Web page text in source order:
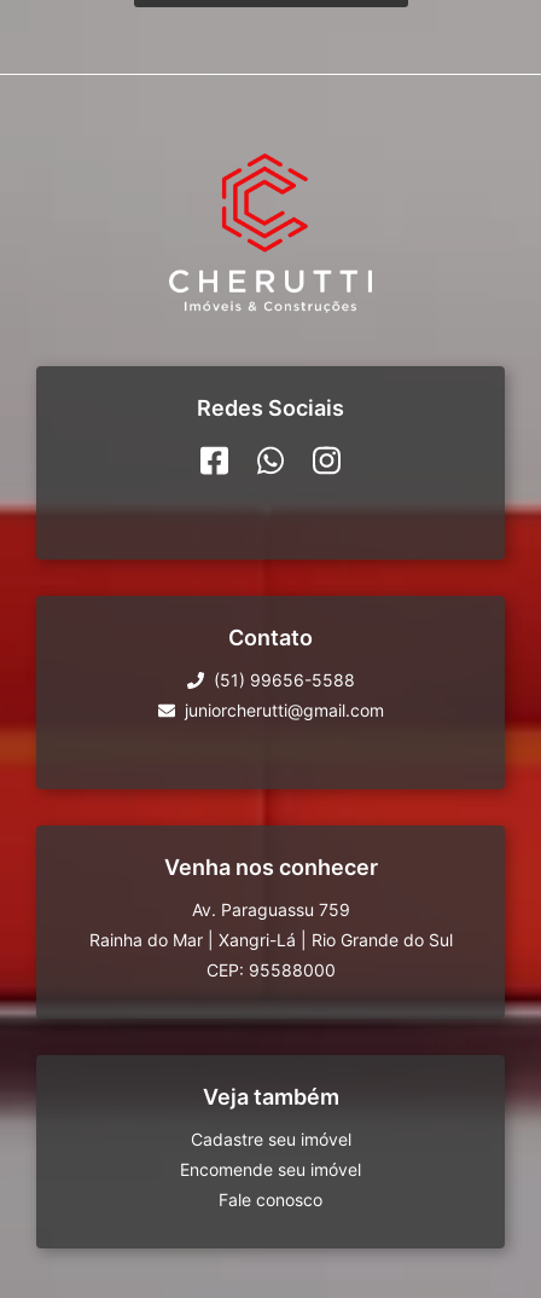
Redes Sociais
Contato
(51) 99656-5588
juniorcherutti@gmail.com
Venha nos conhecer
Av. Paraguassu 759
Rainha do Mar
Xangri-Lá
Rio Grande do Sul
CEP: 95588000
Veja também
Cadastre seu imóvel
Encomende seu imóvel
Fale conosco